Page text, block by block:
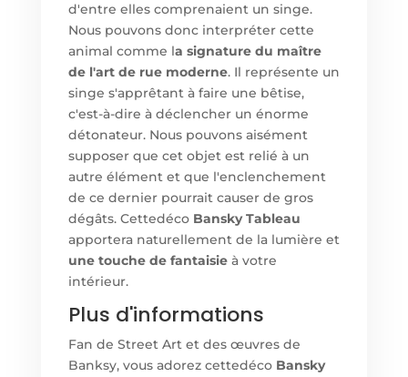
d'entre elles comprenaient un singe.
Nous pouvons donc interpréter cette
animal comme la signature du maître
de l'art de rue moderne. Il représente un
singe s'apprêtant à faire une bêtise,
c'est-à-dire à déclencher un énorme
détonateur. Nous pouvons aisément
supposer que cet objet est relié à un
autre élément et que l'enclenchement
de ce dernier pourrait causer de gros
dégâts. Cettedéco Bansky Tableau
apportera naturellement de la lumière et
une touche de fantaisieà votre
intérieur.
Plus d'informations
Fan de Street Art et des œuvres de
Banksy, vous adorez cettedéco Bansky